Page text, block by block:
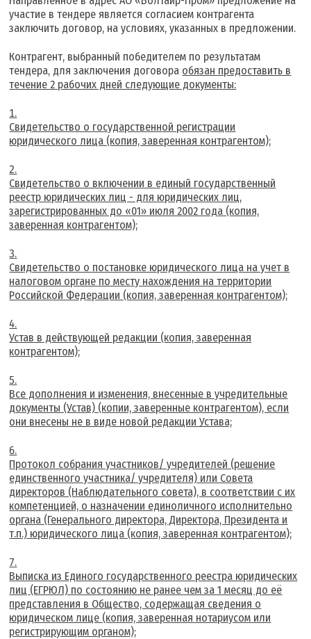
участие в тендере является согласием контрагента
заключить договор, на условиях, указанных в предложении.
Контрагент, выбранный победителем по результатам
тендера, для заключения договора обязан предоставить в
течение 2 рабочих дней следующие документы:
Свидетельство о государственной регистрации
юридического лица (копия, заверенная контрагентом);
Свидетельство о включении в единый государственный
реестр юридических лиц - для юридических лиц,
зарегистрированных до «01» июля 2002 года (копия,
заверенная контрагентом);
Свидетельство о постановке юридического лица на учет в
налоговом органе по месту нахождения на территории
Российской Федерации (копия, заверенная контрагентом);
Устав в действующей редакции (копия, заверенная
контрагентом);
Все дополнения и изменения, внесенные в учредительные
документы (Устав) (копии, заверенные контрагентом), если
они внесены не в виде новой редакции Устава;
Протокол собрания участников/ учредителей (решение
единственного участника/ учредителя) или Совета
директоров (Наблюдательного совета), в соответствии с их
компетенцией, о назначении единоличного исполнительно
органа (Генерального директора, Директора, Президента и
т.п.) юридического лица (копия, заверенная контрагентом);
Выписка из Единого государственного реестра юридических
лиц (ЕГРЮЛ) по состоянию не ранее чем за 1 месяц до её
представления в Общество, содержащая сведения о
юридическом лице (копия, заверенная нотариусом или
регистрирующим органом);